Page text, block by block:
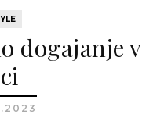
dogajanje v